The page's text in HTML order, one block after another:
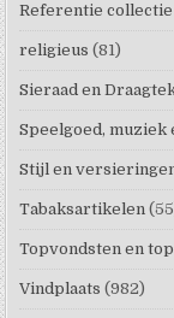
Referentie collectie
religieus (81)
Sieraad en
Speelgoed, muziek
Stijl en
Tabaksartikelen
Topvondsten en
Vindplaats (982)